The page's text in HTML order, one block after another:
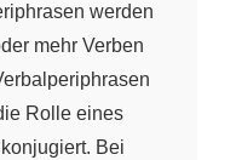
werden
mehr Verben
Rolle eines
Bei